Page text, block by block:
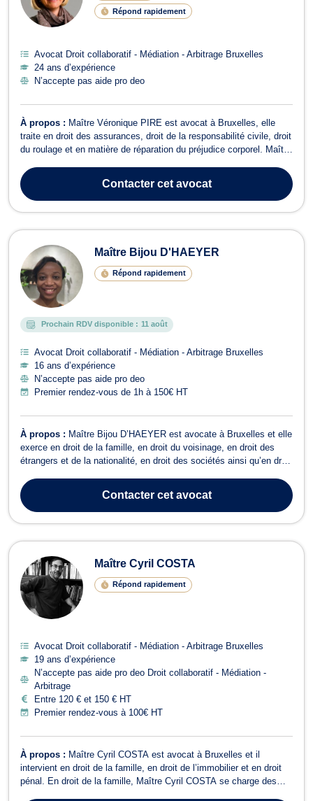
Répond rapidement
Avocat Droit collaboratif - Médiation - Arbitrage Bruxelles
24 ans d’expérience
N’accepte pas aide pro deo
À propos : Maître Véronique PIRE est avocat à Bruxelles, elle
traite en droit des assurances, droit de la responsabilité civile, droit
du roulage et en matière de réparation du préjudice corporel. Maître
assurances tel que l’assurance des responsabilités, l’assurance
des acciden...
Contactercet avocat
Maître Bijou D'HAEYER
Répond rapidement
Prochain RDV disponible : 11 août
Avocat Droit collaboratif - Médiation - Arbitrage Bruxelles
16 ans d’expérience
N’accepte pas aide pro deo
Premier rendez-vous de 1h à 150€ HT
À propos : Maître Bijou D’HAEYER est avocate à Bruxelles et elle
exerce en droit de la famille, en droit du voisinage, en droit des
étrangers et de la nationalité, en droit des sociétés ainsi qu’en droit
Maître Bijou D’HAEYER traite les litiges relatifs au divorce, à ...
Contactercet avocat
Maître Cyril COSTA
Répond rapidement
Avocat Droit collaboratif - Médiation - Arbitrage Bruxelles
19 ans d’expérience
N’accepte pas aide pro deo Droit collaboratif - Médiation -
Arbitrage
Entre 120 € et 150 € HT
Premier rendez-vous à 100€ HT
À propos : Maître Cyril COSTA est avocat à Bruxelles et il
intervient en droit de la famille, en droit de l’immobilier et en droit
pénal. En droit de la famille, Maître Cyril COSTA se charge des